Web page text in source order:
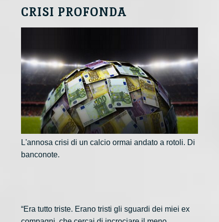
CRISI PROFONDA
L'annosa crisi di un calcio ormai andato a rotoli. Di
banconote.
“Era tutto triste. Erano tristi gli sguardi dei miei ex